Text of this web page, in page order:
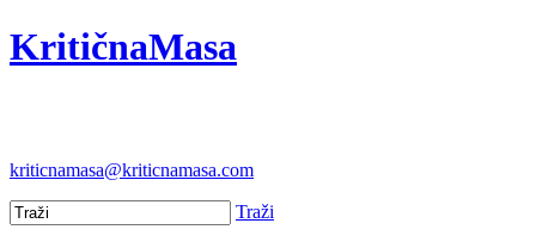
KritičnaMasa
kriticnamasa@kriticnamasa.com
Traži